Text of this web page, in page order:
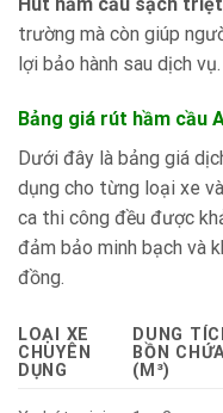
trường mà còn giúp
lợi bảo hành sau dịch vụ.
Bảng giá rút hầm cầu
Dưới đây là bảng giá
dụng cho từng loại xe
ca thi công đều được
đảm bảo minh bạch và
đồng.
LOẠI XE
CHUYÊN
DỤNG
DUNG
BỒN
(M³)